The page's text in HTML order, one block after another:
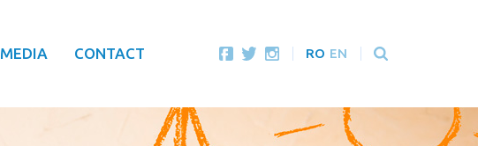
MEDIA CONTACT RO EN